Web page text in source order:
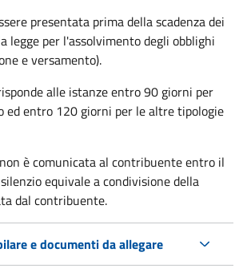
presentata prima della scadenza dei
legge per l'assolvimento degli obblighi
e versamento).
alle istanze entro 90 giorni per
ed entro 120 giorni per le altre tipologie
è comunicata al contribuente entro il
equivale a condivisione della
dal contribuente.
e documenti da allegare